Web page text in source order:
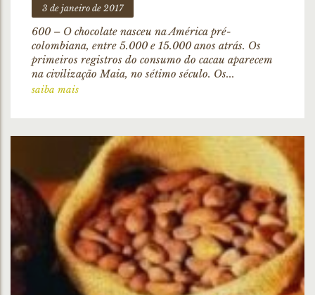
3 de janeiro de 2017
600 – O chocolate nasceu na América pré-
colombiana, entre 5.000 e 15.000 anos atrás. Os
primeiros registros do consumo do cacau aparecem
na civilização Maia, no sétimo século. Os...
saiba mais